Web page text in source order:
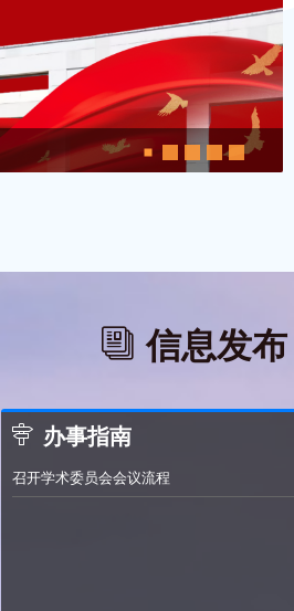
信息发布
办事指南
召开学术委员会会议流程